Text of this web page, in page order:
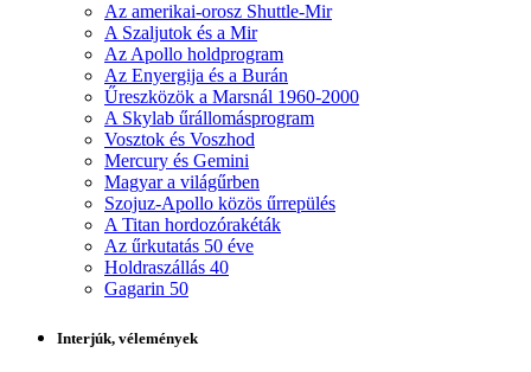
Az amerikai-orosz Shuttle-Mir
A Szaljutok és a Mir
Az Apollo holdprogram
Az Enyergija és a Burán
Űreszközök a Marsnál 1960-2000
A Skylab űrállomásprogram
Vosztok és Voszhod
Mercury és Gemini
Magyar a világűrben
Szojuz-Apollo közös űrrepülés
A Titan hordozórakéták
Az űrkutatás 50 éve
Holdraszállás 40
Gagarin 50
Interjúk, vélemények